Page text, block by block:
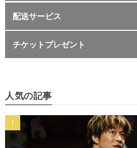
配送サービス
チケットプレゼント
人気の記事